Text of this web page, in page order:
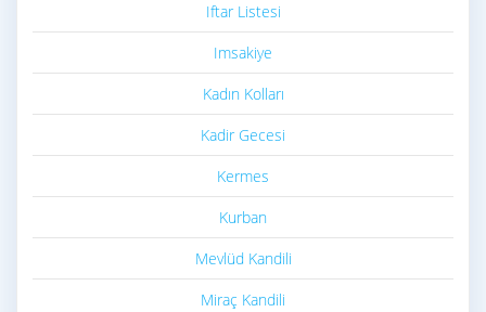
Iftar Listesi
Imsakiye
Kadın Kolları
Kadir Gecesi
Kermes
Kurban
Mevlüd Kandili
Miraç Kandili